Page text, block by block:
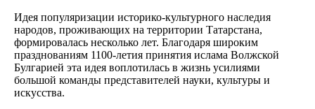
Идея популяризации историко-культурного наследия
народов, проживающих на территории Татарстана,
формировалась несколько лет. Благодаря широким
празднованиям 1100-летия принятия ислама Волжской
Булгарией эта идея воплотилась в жизнь усилиями
большой команды представителей науки, культуры и
искусства.